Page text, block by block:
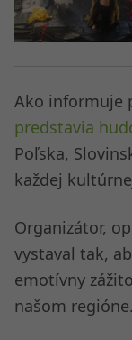
Ako informuje
predstavia
Poľska,
každej
Organizátor,
vystaval tak,
emotívny
našom regióne.